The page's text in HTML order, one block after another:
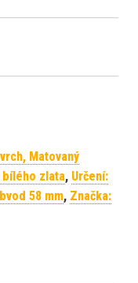
Matovaný
zlata, Určení:
58 mm, Značka: